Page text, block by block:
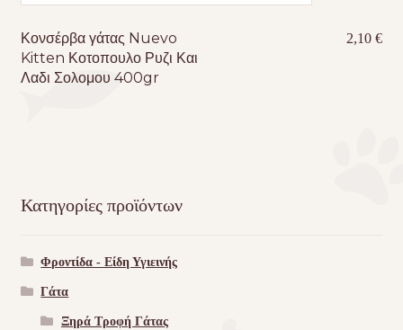
Κονσέρβα γάτας Nuevo
Kitten Κοτοπουλο Ρυζι Και
Λαδι Σολομου 400gr
2,10€
Κατηγορίες προϊόντων
Φροντίδα - Είδη Υγιεινής
Γάτα
Ξηρά Τροφή Γάτας